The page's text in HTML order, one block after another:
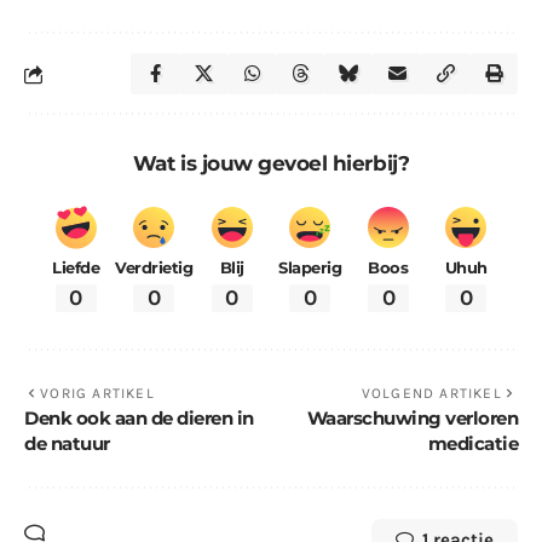
Wat is jouw gevoel hierbij?
Liefde
0
Verdrietig
0
Blij
0
Slaperig
0
Boos
0
Uhuh
0
VORIG ARTIKEL
Denk ook aan de dieren in
de natuur
VOLGEND ARTIKEL
Waarschuwing verloren
medicatie